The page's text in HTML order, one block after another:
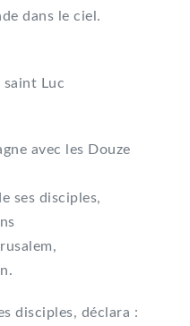
dans le ciel.
saint Luc
avec les Douze
ses disciples,
disciples, déclara :